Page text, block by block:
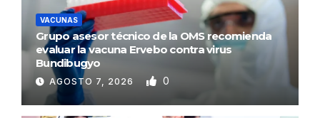
VACUNAS
Grupo asesor técnico de la OMS recomienda
evaluar la vacuna Ervebo contra virus
Bundibugyo
AGOSTO 7, 2026 0